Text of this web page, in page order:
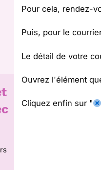
Pour cela, rendez-
Puis, pour le
Le détail de votre
Ouvrez l'élément
Cliquez enfin sur "